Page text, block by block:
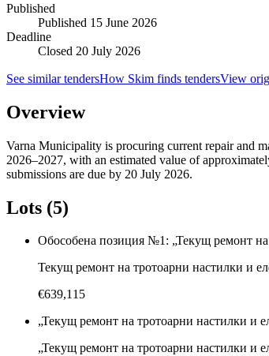
Published
Published 15 June 2026
Deadline
Closed 20 July 2026
See similar tendersHow Skim finds tendersView
Overview
Varna Municipality is procuring current repair and
2026–2027, with an estimated value of
submissions are due by 20 July 2026.
Lots (5)
Обособена позиция №1: „Текущ ремонт на
Текущ ремонт на тротоарни настилки и
€639,115
„Текущ ремонт на тротоарни настилки и
„Текущ ремонт на тротоарни настилки и